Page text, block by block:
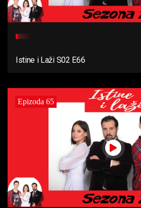
Istine i Laži S02 E66
Epizoda 65